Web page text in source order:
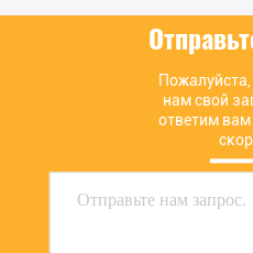
нам свой
ответим